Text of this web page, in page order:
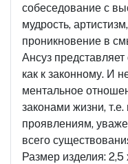
собеседование с
мудрость,
проникновение в
Ансуз
как к законному. И
ментальное
законами жизни,
проявлениям,
всего
Размер изделия: 2,5